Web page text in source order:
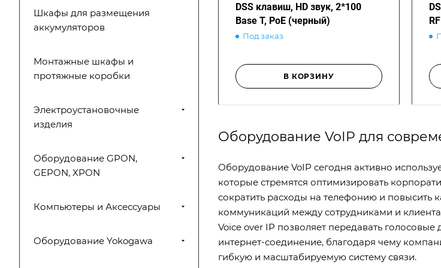
DSS клавиш, HD звук, 2*100
Base T, PoE (черный)
Под заказ
В КОРЗИНУ
Оборудование VoIP для
Оборудование VoIP сегодня активно
которые стремятся оптимизировать
сократить расходы на телефонию и повысить
коммуникаций между сотрудниками и
Voice over IP позволяет передавать голосовые
интернет-соединение, благодаря чему
гибкую и масштабируемую систему связи.
Шкафы для размещения
аккумуляторов
Монтажные шкафы и
протяжные коробки
Электроустановочные
изделия
Оборудование GPON,
GEPON, XPON
Компьютеры и Аксессуары
Оборудование Yokogawa